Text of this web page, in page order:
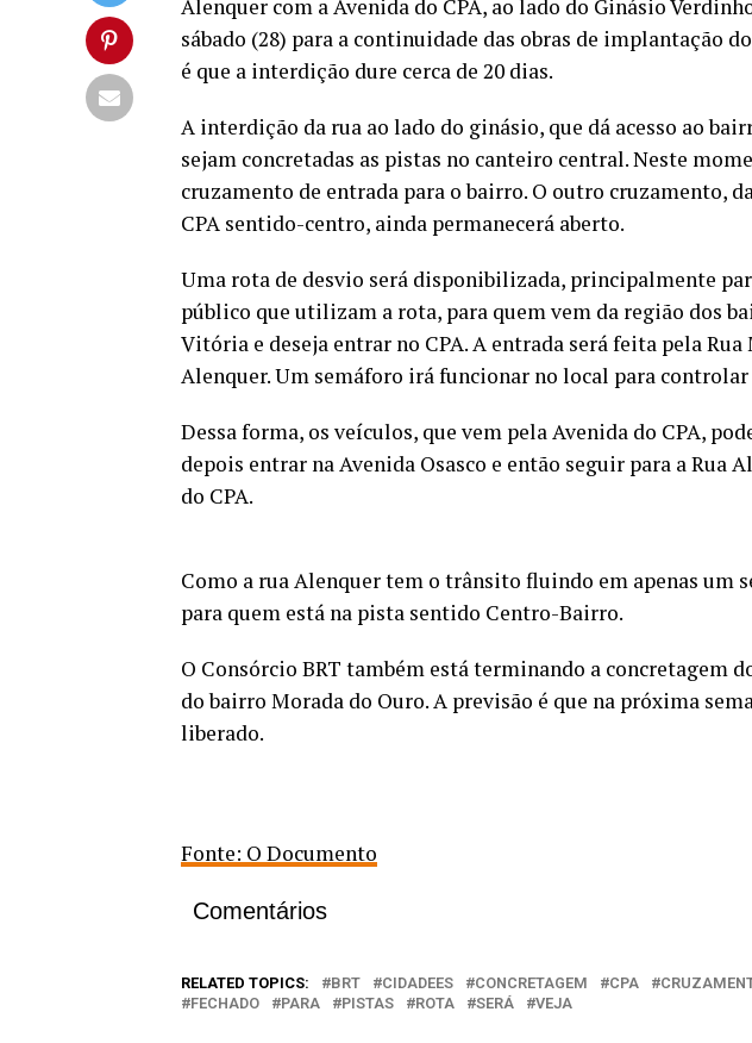
Alenquer com a Avenida do CPA, ao lado do Ginásio
sábado (28) para a continuidade das obras de implantação
é que a interdição dure cerca de 20 dias.
A interdição da rua ao lado do ginásio, que dá acesso ao
sejam concretadas as pistas no canteiro central. Neste
cruzamento de entrada para o bairro. O outro cruzamento,
CPA sentido-centro, ainda permanecerá aberto.
Uma rota de desvio será disponibilizada, principalmente
público que utilizam a rota, para quem vem da região dos
Vitória e deseja entrar no CPA. A entrada será feita pela Rua
Alenquer. Um semáforo irá funcionar no local para
Dessa forma, os veículos, que vem pela Avenida do CPA,
depois entrar na Avenida Osasco e então seguir para a Rua
do CPA.
Como a rua Alenquer tem o trânsito fluindo em apenas um
para quem está na pista sentido Centro-Bairro.
O Consórcio BRT também está terminando a concretagem
do bairro Morada do Ouro. A previsão é que na próxima
liberado.
Fonte: O Documento
Comentários
RELATED TOPICS: BRT CIDADEES CONCRETAGEM CPA
FECHADO
PARA PISTAS ROTA SERÁ VEJA